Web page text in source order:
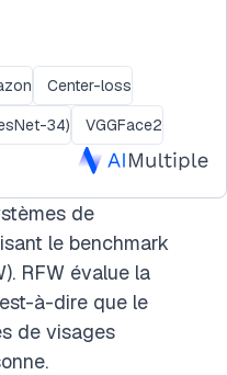
Center-loss
34)
VGGFace2
de
le benchmark
RFW évalue la
à-dire que le
de visages